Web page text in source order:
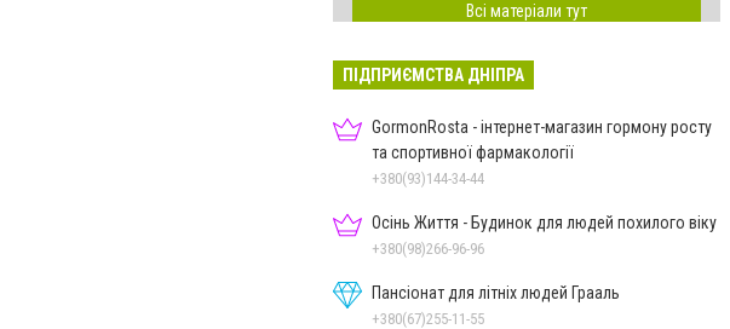
Всі матеріали тут
ПІДПРИЄМСТВА ДНІПРА
GormonRosta - інтернет-магазин гормону росту
та спортивної фармакології
+380(93)144-34-44
Осінь Життя - Будинок для людей похилого віку
+380(98)266-96-96
Пансіонат для літніх людей Грааль
+380(67)255-11-55